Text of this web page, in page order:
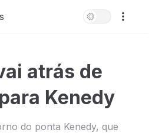
atrás de
Kenedy
do ponta Kenedy, que